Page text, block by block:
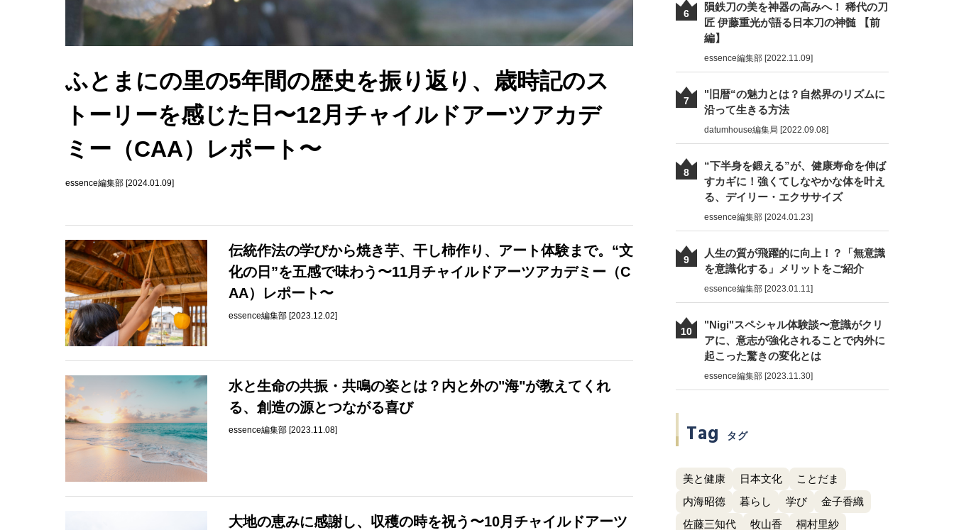
ふとまにの里の5年間の歴史を振り返り、歳時記のス
トーリーを感じた日〜12月チャイルドアーツアカデ
ミー（CAA）レポート〜
essence編集部 [2024.01.09]
伝統作法の学びから焼き芋、干し柿作り、アート体験まで。“文
化の日”を五感で味わう〜11月チャイルドアーツアカデミー（C
AA）レポート〜
essence編集部 [2023.12.02]
水と生命の共振・共鳴の姿とは？内と外の"海"が教えてくれ
る、創造の源とつながる喜び
essence編集部 [2023.11.08]
大地の恵みに感謝し、収穫の時を祝う〜10月チャイルドアーツ
6
隕鉄刀の美を神器の高みへ！ 稀代の刀
匠 伊藤重光が語る日本刀の神髄 【前
編】
essence編集部 [2022.11.09]
7
"旧暦“の魅力とは？自然界のリズムに
沿って生きる方法
datumhouse編集局 [2022.09.08]
8
“下半身を鍛える”が、健康寿命を伸ば
すカギに！強くてしなやかな体を叶え
る、デイリー・エクササイズ
essence編集部 [2024.01.23]
9
人生の質が飛躍的に向上！？「無意識
を意識化する」メリットをご紹介
essence編集部 [2023.01.11]
10
"Nigi"スペシャル体験談〜意識がクリ
アに、意志が強化されることで内外に
起こった驚きの変化とは
essence編集部 [2023.11.30]
Tag タグ
美と健康 日本文化
ことだま
内海昭徳
暮らし 学び
金子香織
佐藤三知代
牧山香
桐村里紗